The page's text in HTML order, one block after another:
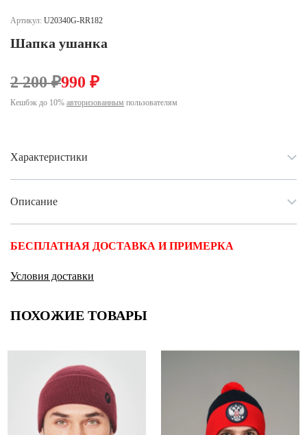
Ярославская область (1)
Артикул: U20340G-RR182
Шапка ушанка
2 200 ₽990 ₽
Кешбэк до 10% авторизованным пользователям
Характеристики
Описание
БЕСПЛАТНАЯ ДОСТАВКА И ПРИМЕРКА
Условия доставки
ПОХОЖИЕ ТОВАРЫ